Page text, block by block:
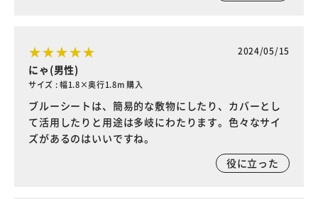
2024/05/15
にゃ(男性)
サイズ : 幅1.8×奥行1.8m 購入
ブルーシートは、簡易的な敷物にしたり、カバーとし
て活用したりと用途は多岐にわたります。色々なサイ
ズがあるのはいいですね。
役に立った